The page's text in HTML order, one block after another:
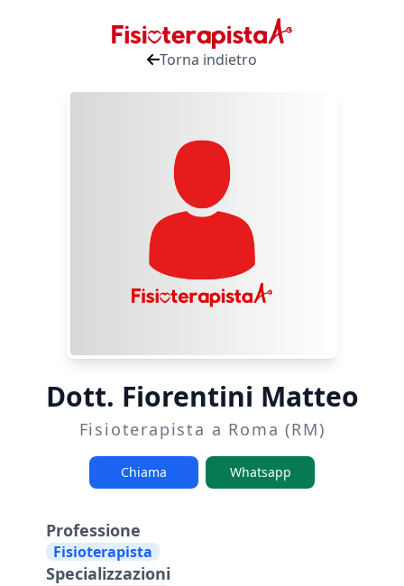
Torna indietro
Dott. Fiorentini Matteo
Fisioterapista a Roma (RM)
Chiama Whatsapp
Professione
Fisioterapista
Specializzazioni